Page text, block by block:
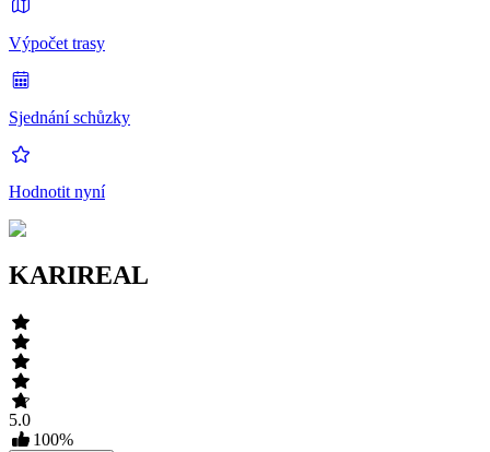
Výpočet trasy
Sjednání schůzky
Hodnotit nyní
KARIREAL
5.0
100%